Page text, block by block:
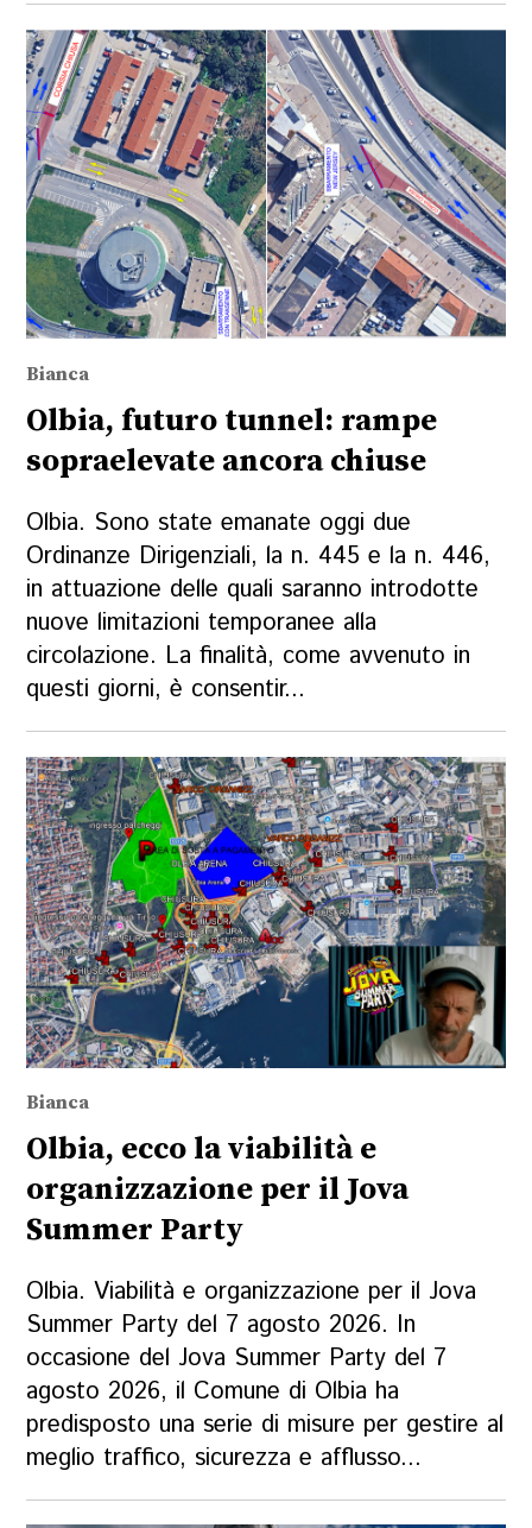
Bianca
Olbia, futuro tunnel: rampe
sopraelevate ancora chiuse
Olbia. Sono state emanate oggi due
Ordinanze Dirigenziali, la n. 445 e la n. 446,
in attuazione delle quali saranno introdotte
nuove limitazioni temporanee alla
circolazione. La finalità, come avvenuto in
questi giorni, è consentir...
Bianca
Olbia, ecco la viabilità e
organizzazione per il Jova
Summer Party
Olbia. Viabilità e organizzazione per il Jova
Summer Party del 7 agosto 2026. In
occasione del Jova Summer Party del 7
agosto 2026, il Comune di Olbia ha
predisposto una serie di misure per gestire al
meglio traffico, sicurezza e afflusso...